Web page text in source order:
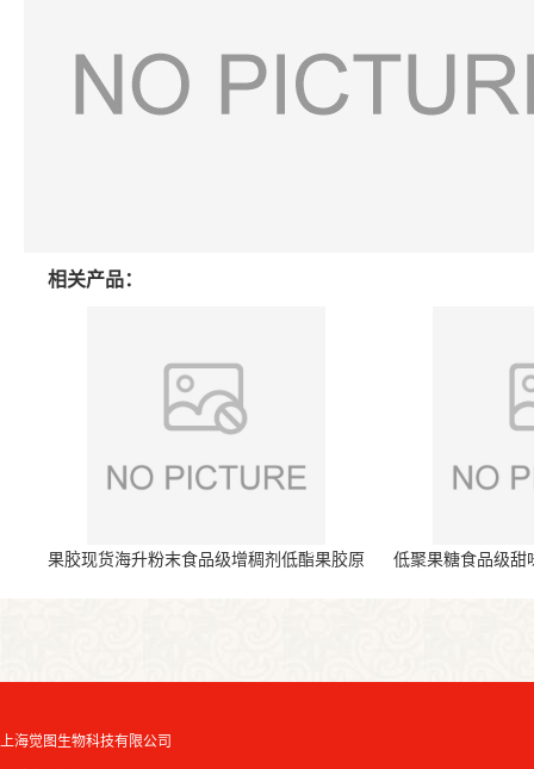
相关产品：
果胶现货海升粉末食品级增稠剂低酯果胶原
低聚果糖食品级甜
上海觉图生物科技有限公司